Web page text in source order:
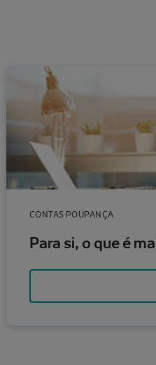
CONTAS POUPANÇA
Para si, o que é